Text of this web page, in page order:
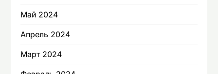
Май 2024
Апрель 2024
Март 2024